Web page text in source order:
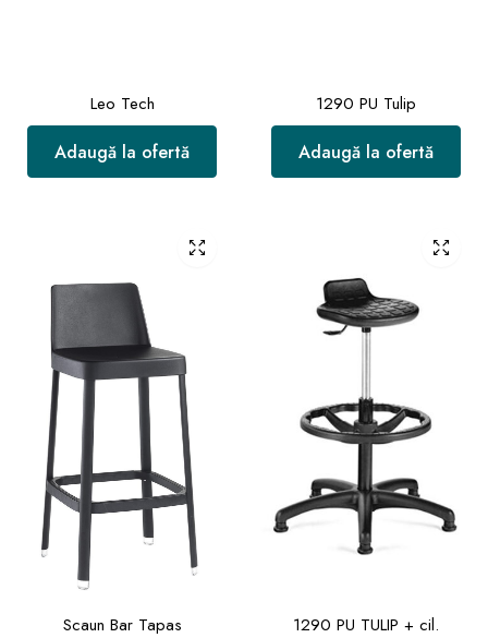
Leo Tech
Adaugă la ofertă
1290 PU Tulip
Adaugă la ofertă
Scaun Bar Tapas
1290 PU TULIP + cil.